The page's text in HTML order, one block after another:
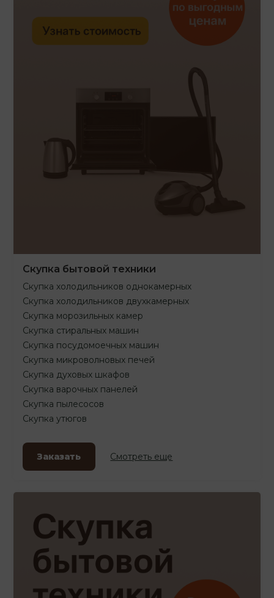
Скупка бытовой техники
Скупка холодильников однокамерных
Скупка холодильников двухкамерных
Скупка морозильных камер
Скупка стиральных машин
Скупка посудомоечных машин
Скупка микроволновых печей
Скупка духовых шкафов
Скупка варочных панелей
Скупка пылесосов
Скупка утюгов
Заказать Смотреть еще